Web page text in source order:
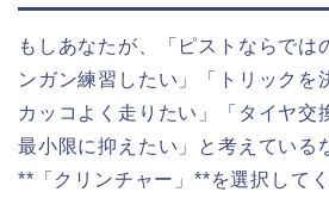
もしあなたが、「ピストならでは
ンガン練習したい」「トリックを
カッコよく走りたい」「タイヤ交
最小限に抑えたい」と考えている
**「クリンチャー」**を選択してく